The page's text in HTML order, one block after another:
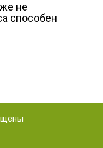
не
способен